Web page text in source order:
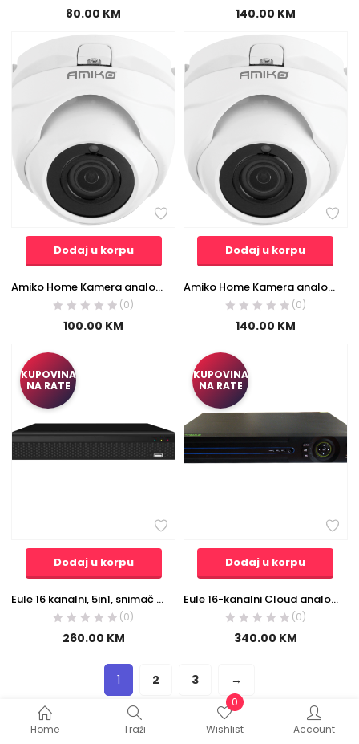
Home Traži
0
Wishlist
Account
80.00 KM 140.00 KM
Dodaj u korpu
Amiko Home Kamera analogna, 4in1, 5 MPixel, 1/2.5″ CMOS, HD Lens 2,8mm – D20M530-AHD
(0)
100.00 KM
Dodaj u korpu
Amiko Home Kamera analogna, 4in1, 8 MPixel, 1/1.8″ CMOS, HD Lens 2,8mm – D20M830-AHD
(0)
140.00 KM
KUPOVINA
NA RATE
Dodaj u korpu
Eule 16 kanalni, 5in1, snimač za video nadzor – XVR-16+
(0)
260.00 KM
KUPOVINA
NA RATE
Dodaj u korpu
Eule 16-kanalni Cloud analogni AHD DVR, HD720P/960H/D1, HDMI/VGA – DVR-HD16+
(0)
340.00 KM
1 2 3 →